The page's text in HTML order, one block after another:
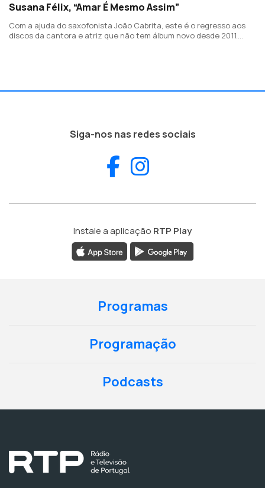
Susana Félix, “Amar É Mesmo Assim”
Com a ajuda do saxofonista João Cabrita, este é o regresso aos
discos da cantora e atriz que não tem álbum novo desde 2011.
Siga-nos nas redes sociais
Facebook
Instale a aplicação RTP Play
Programas
Programação
Podcasts